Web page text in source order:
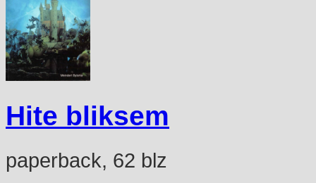
Hite bliksem
paperback, 62 blz